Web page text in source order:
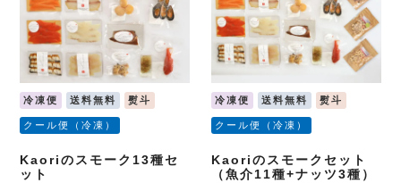
冷凍便 送料無料 熨斗
クール便（冷凍）
Kaoriのスモーク13種セ
ット
冷凍便 送料無料 熨斗
クール便（冷凍）
Kaoriのスモークセット
（魚介11種+ナッツ3種）